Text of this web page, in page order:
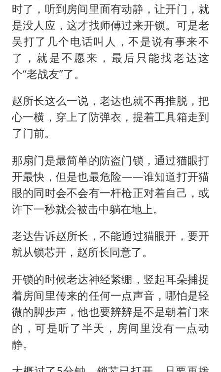
时了，听到房间里面有动静，让开门，就
是没人应，这才找师傅过来开锁。可是老
吴打了几个电话叫人，不是说有事来不
了，就是不愿来，最后只能找老达这
个“老战友”了。
赵所长这么一说，老达也就不再推脱，把
心一横，穿上了防弹衣，提着工具箱走到
了门前。
那扇门是最简单的防盗门锁，通过猫眼打
开最快，但是也最危险——谁知道打开猫
眼的同时会不会有一杆枪正对着自己，或
许下一秒就会被击中躺在地上。
老达告诉赵所长，不能通过猫眼开，要开
就从锁芯开，赵所长同意了。
开锁的时候老达神经紧绷，竖起耳朵捕捉
着房间里传来的任何一点声音，哪怕是轻
微的脚步声，他也要辨辨是不是朝着门来
的，可是听了半天，房间里没有一点动
静。